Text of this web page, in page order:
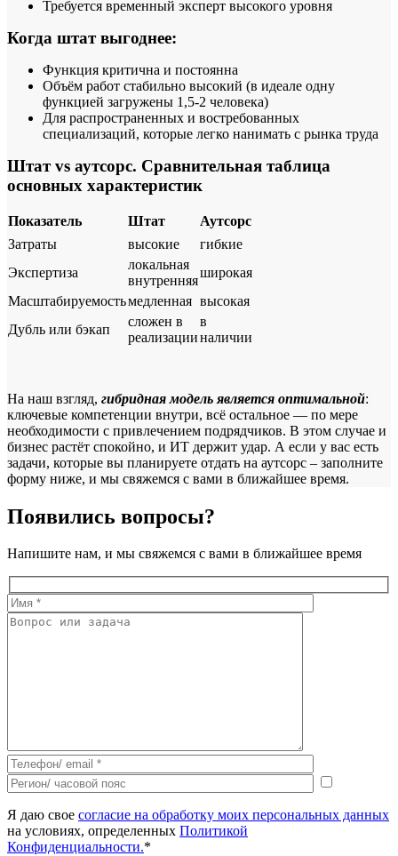
Требуется временный эксперт высокого уровня
Когда штат выгоднее:
Функция критична и постоянна
Объём работ стабильно высокий (в идеале одну
функцией загружены 1,5-2 человека)
Для распространенных и востребованных
специализаций, которые легко нанимать с рынка труда
Штат vs аутсорс. Сравнительная таблица
основных характеристик
Показатель Штат
Аутсорс
Затраты
высокие
гибкие
Экспертиза
локальная
внутренняя
широкая
Масштабируемостьмедленная высокая
Дубль или бэкап
сложен в
реализации
в
наличии
На наш взгляд, гибридная модель является оптимальной:
ключевые компетенции внутри, всё остальное — по мере
необходимости с привлечением подрядчиков. В этом случае и
бизнес растёт спокойно, и ИТ держит удар. А если у вас есть
задачи, которые вы планируете отдать на аутсорс – заполните
форму ниже, и мы свяжемся с вами в ближайшее время.
Появились вопросы?
Напишите нам, и мы свяжемся с вами в ближайшее время
Я даю свое согласие на обработку моих персональных данных
на условиях, определенных Политикой
Конфиденциальности.*